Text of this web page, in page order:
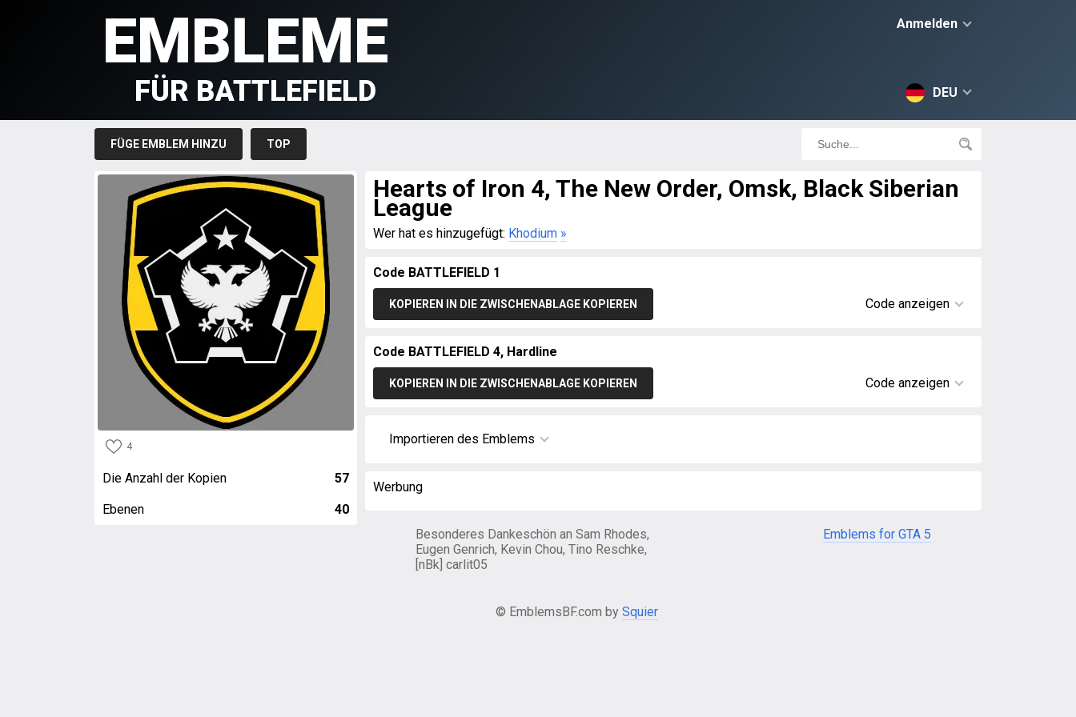
Anmelden
DEU
EMBLEME
FÜR BATTLEFIELD
FÜGE EMBLEM HINZU TOP
4
Die Anzahl der Kopien 57
Ebenen 40
Hearts of Iron 4, The New Order, Omsk, Black Siberian
League
Wer hat es hinzugefügt: Khodium »
Code BATTLEFIELD 1
KOPIEREN IN DIE ZWISCHENABLAGE KOPIEREN Code anzeigen
Code BATTLEFIELD 4, Hardline
KOPIEREN IN DIE ZWISCHENABLAGE KOPIEREN Code anzeigen
Importieren des Emblems
Werbung
Besonderes Dankeschön an Sam Rhodes,
Eugen Genrich, Kevin Chou, Tino Reschke,
[nBk] carlit05
Emblems for GTA 5
© EmblemsBF.com by Squier